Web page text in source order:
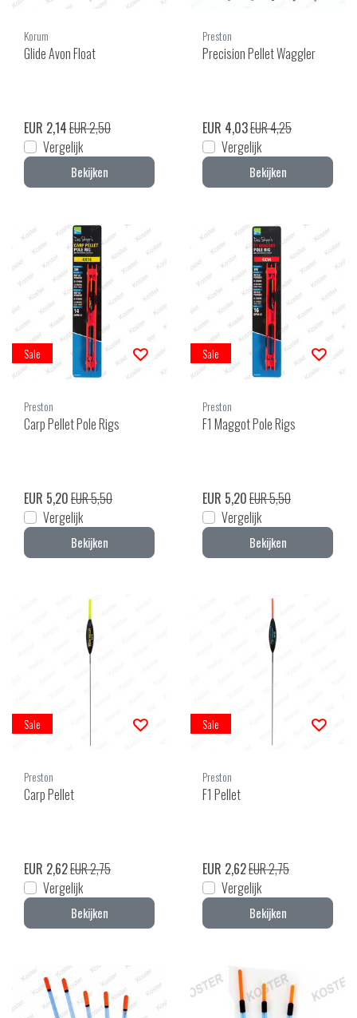
Korum
Glide Avon Float
EUR 2,14EUR 2,50
Vergelijk
Bekijken
Preston
Precision Pellet Waggler
EUR 4,03EUR 4,25
Vergelijk
Bekijken
Sale
Preston
Carp Pellet Pole Rigs
EUR 5,20EUR 5,50
Vergelijk
Bekijken
Sale
Preston
F1 Maggot Pole Rigs
EUR 5,20EUR 5,50
Vergelijk
Bekijken
Sale
Preston
Carp Pellet
EUR 2,62EUR 2,75
Vergelijk
Bekijken
Sale
Preston
F1 Pellet
EUR 2,62EUR 2,75
Vergelijk
Bekijken